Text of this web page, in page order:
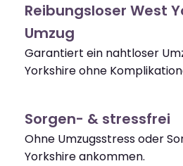
Reibungsloser West
Umzug
Garantiert ein nahtloser
Yorkshire ohne
Sorgen- & stressfrei
Ohne Umzugsstress oder
Yorkshire ankommen.